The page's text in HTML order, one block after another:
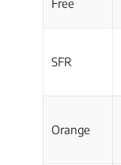
Free
SFR
Orange